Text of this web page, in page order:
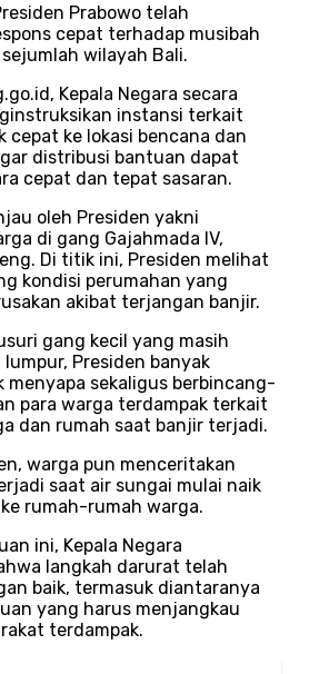
Prabowo telah
cepat terhadap musibah
wilayah Bali.
Kepala Negara secara
instansi terkait
cepat ke lokasi bencana dan
distribusi bantuan dapat
cepat dan tepat sasaran.
oleh Presiden yakni
di gang Gajahmada IV,
Di titik ini, Presiden melihat
kondisi perumahan yang
akibat terjangan banjir.
gang kecil yang masih
Presiden banyak
sekaligus berbincang-
para warga terdampak terkait
dan rumah saat banjir terjadi.
warga pun menceritakan
saat air sungai mulai naik
rumah-rumah warga.
ini, Kepala Negara
langkah darurat telah
baik, termasuk diantaranya
yang harus menjangkau
terdampak.